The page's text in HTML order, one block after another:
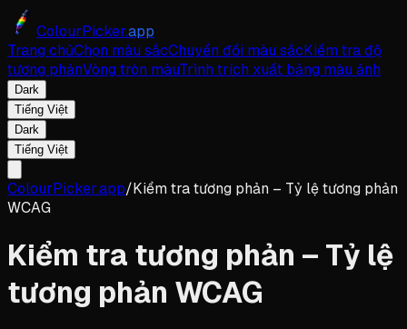
ColourPicker.app
Trang chủChọn màu sắcChuyển đổi màu sắcKiểm tra độ
tương phảnVòng tròn màuTrình trích xuất bảng màu ảnh
Dark
Tiếng Việt
Dark
Tiếng Việt
ColourPicker.app/Kiểm tra tương phản – Tỷ lệ tương phản
WCAG
Kiểm tra tương phản – Tỷ lệ
tương phản WCAG